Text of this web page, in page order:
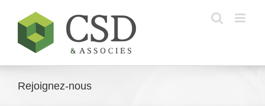
Rejoignez-nous